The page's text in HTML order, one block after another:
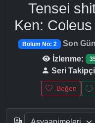
Tensei
Ken:
Bölüm No: 2 Son
İzlenme:
Seri
Beğen